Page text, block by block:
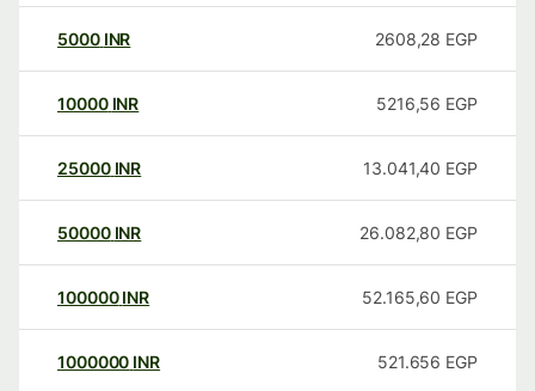
5000 INR 2608,28 EGP
10000 INR 5216,56 EGP
25000 INR 13.041,40 EGP
50000 INR 26.082,80 EGP
100000 INR 52.165,60 EGP
1000000 INR 521.656 EGP